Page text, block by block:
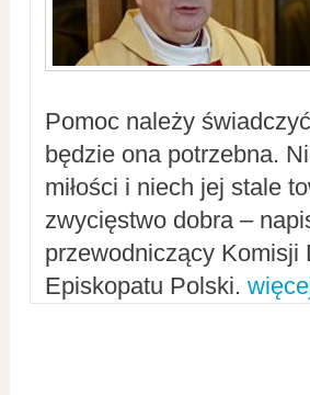
Pomoc należy
będzie ona potrzebna.
miłości i niech jej stale
zwycięstwo dobra –
przewodniczący Komisji
Episkopatu Polski.